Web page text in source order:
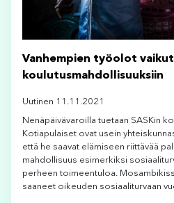
Vanhempien työolot
koulutusmahdollisuuksiin
Uutinen 11.11.2021
Nenäpäivävaroilla tuetaan SASKin
Kotiapulaiset ovat usein
että he saavat elämiseen riittävää
mahdollisuus esimerkiksi
perheen toimeentuloa.
saaneet oikeuden sosiaaliturvaan